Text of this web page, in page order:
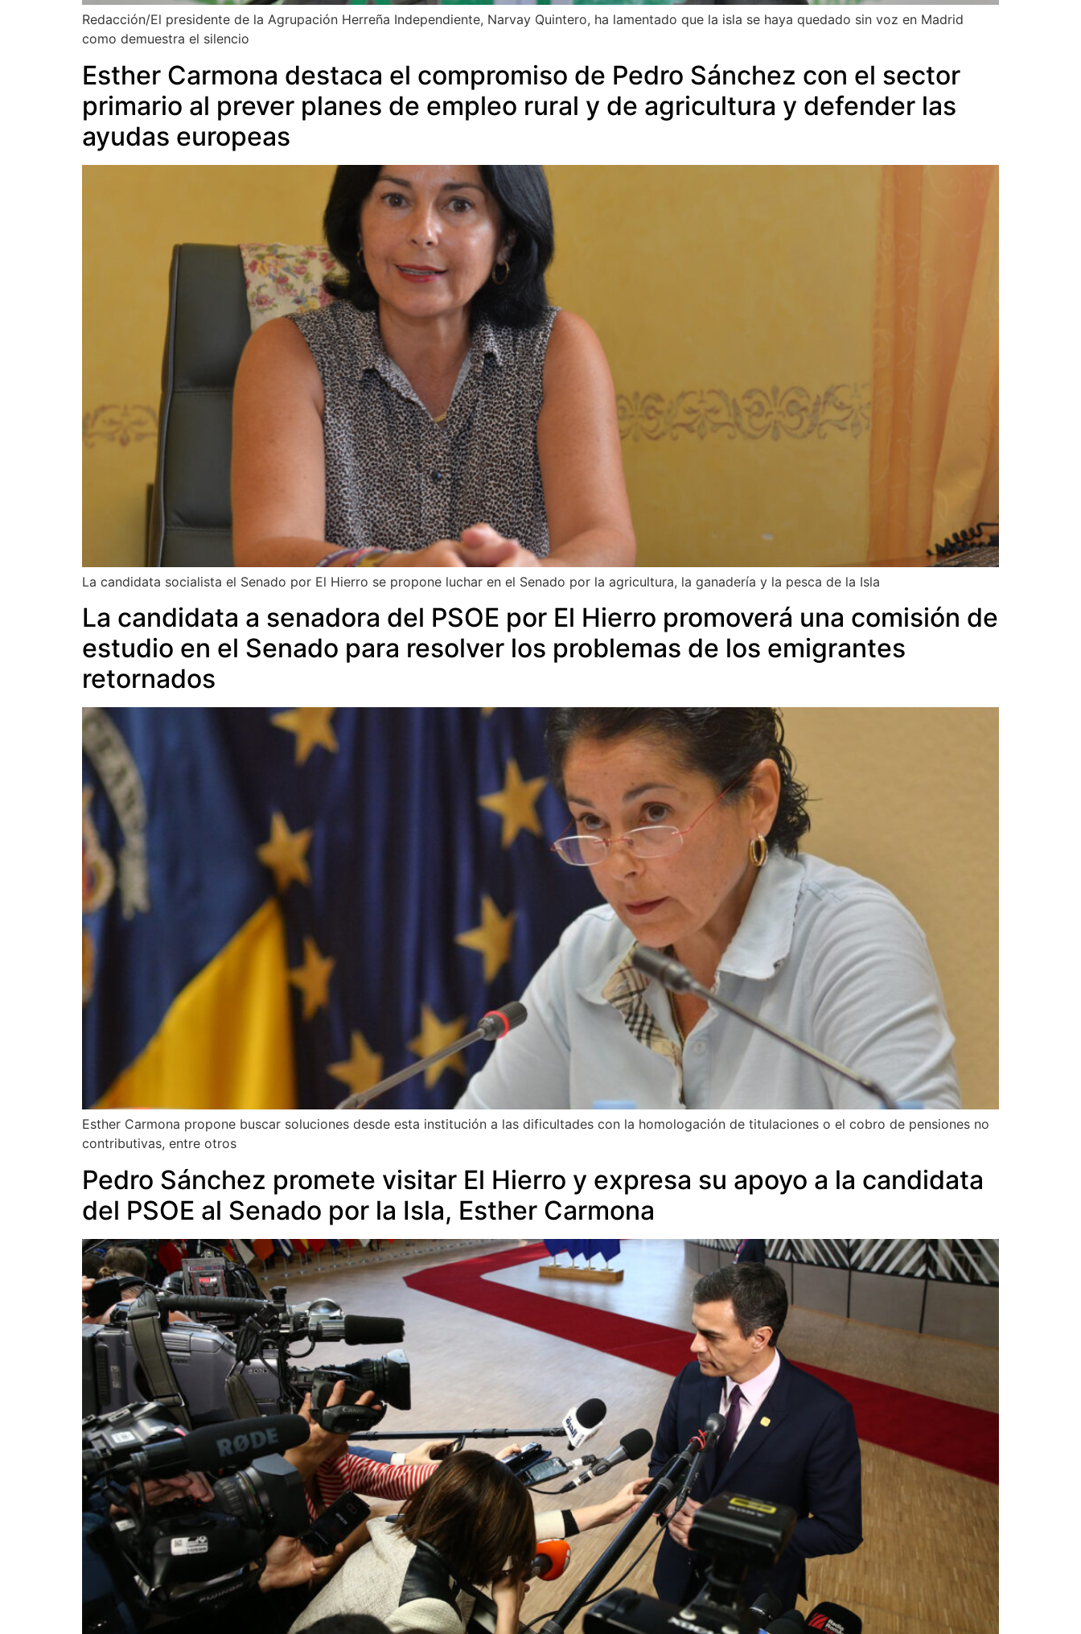
Redacción/El presidente de la Agrupación Herreña Independiente, Narvay Quintero, ha lamentado que la isla se haya quedado sin voz en Madrid
como demuestra el silencio
Esther Carmona destaca el compromiso de Pedro Sánchez con el sector
primario al prever planes de empleo rural y de agricultura y defender las
ayudas europeas
La candidata socialista el Senado por El Hierro se propone luchar en el Senado por la agricultura, la ganadería y la pesca de la Isla
La candidata a senadora del PSOE por El Hierro promoverá una comisión de
estudio en el Senado para resolver los problemas de los emigrantes
retornados
Esther Carmona propone buscar soluciones desde esta institución a las dificultades con la homologación de titulaciones o el cobro de pensiones no
contributivas, entre otros
Pedro Sánchez promete visitar El Hierro y expresa su apoyo a la candidata
del PSOE al Senado por la Isla, Esther Carmona